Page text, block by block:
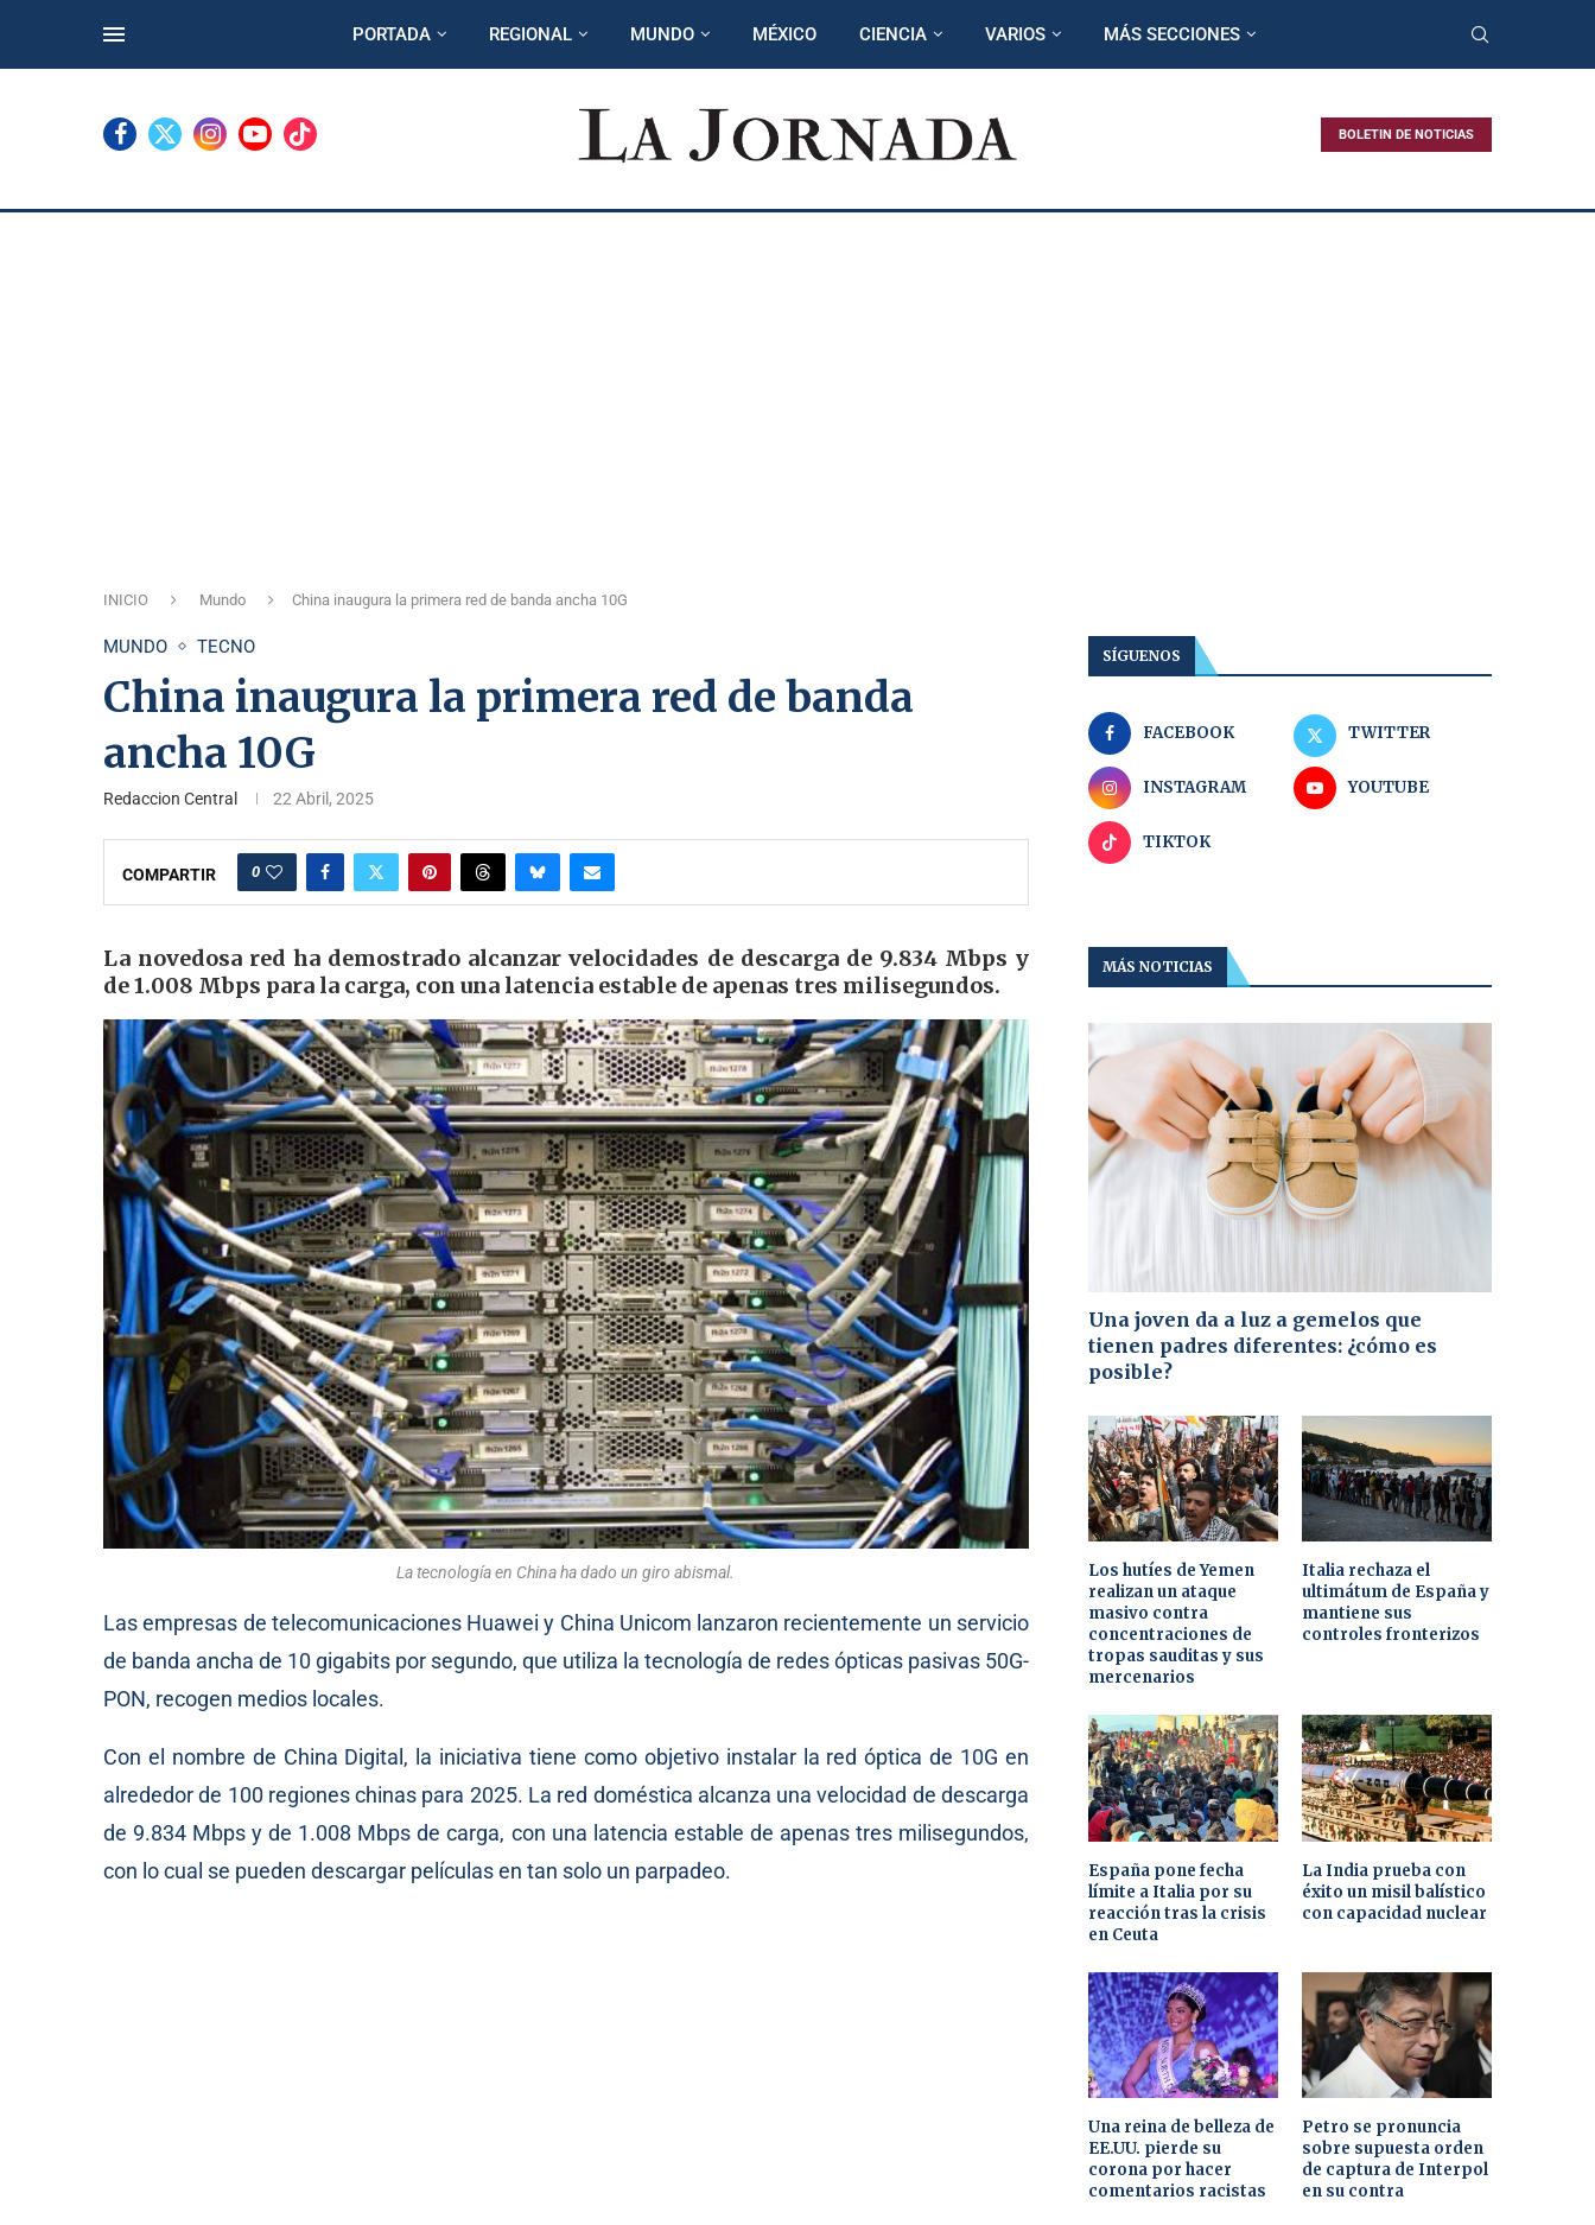
PORTADA REGIONAL MUNDO MÉXICO CIENCIA VARIOS MÁS SECCIONES
BOLETIN DE NOTICIAS
INICIO Mundo China inaugura la primera red de banda ancha 10G
MUNDO TECNO
China inaugura la primera red de banda
ancha 10G
Redaccion Central 22 Abril, 2025
COMPARTIR 0
La novedosa red ha demostrado alcanzar velocidades de descarga de 9.834 Mbps y
de 1.008 Mbps para la carga, con una latencia estable de apenas tres milisegundos.
La tecnología en China ha dado un giro abismal.
Las empresas de telecomunicaciones Huawei y China Unicom lanzaron recientemente un servicio
de banda ancha de 10 gigabits por segundo, que utiliza la tecnología de redes ópticas pasivas 50G-
PON, recogen medios locales.
Con el nombre de China Digital, la iniciativa tiene como objetivo instalar la red óptica de 10G en
alrededor de 100 regiones chinas para 2025. La red doméstica alcanza una velocidad de descarga
de 9.834 Mbps y de 1.008 Mbps de carga, con una latencia estable de apenas tres milisegundos,
con lo cual se pueden descargar películas en tan solo un parpadeo.
SÍGUENOS
FACEBOOK TWITTER
INSTAGRAM YOUTUBE
TIKTOK
MÁS NOTICIAS
Una joven da a luz a gemelos que
tienen padres diferentes: ¿cómo es
posible?
Los hutíes de Yemen
realizan un ataque
masivo contra
concentraciones de
tropas sauditas y sus
mercenarios
Italia rechaza el
ultimátum de España y
mantiene sus
controles fronterizos
España pone fecha
límite a Italia por su
reacción tras la crisis
en Ceuta
La India prueba con
éxito un misil balístico
con capacidad nuclear
Una reina de belleza de
EE.UU. pierde su
corona por hacer
comentarios racistas
Petro se pronuncia
sobre supuesta orden
de captura de Interpol
en su contra